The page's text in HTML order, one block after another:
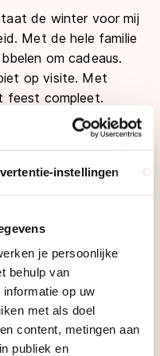
instellingen
je persoonlijke
behulp van
op uw
met als doel
content, metingen aan
publiek en
de winter voor mij
Met de hele familie
om cadeaus.
op visite. Met
feest compleet.
de kerstdagen. De
gezellige
liggen alweer onder
eten en
een beetje om
op de wedstrijden
periode met op
en op 29 en 30
is op 2 januari het